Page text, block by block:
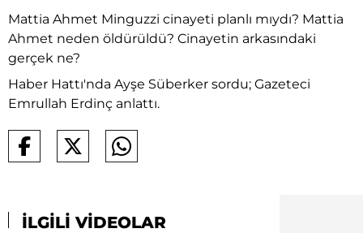
Mattia Ahmet Minguzzi cinayeti planlı mıydı? Mattia
Ahmet neden öldürüldü? Cinayetin arkasındaki
gerçek ne?
Haber Hattı'nda Ayşe Süberker sordu; Gazeteci
Emrullah Erdinç anlattı.
İLGİLİ VİDEOLAR